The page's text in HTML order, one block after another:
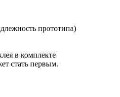
прототипа)
в комплекте
стать первым.